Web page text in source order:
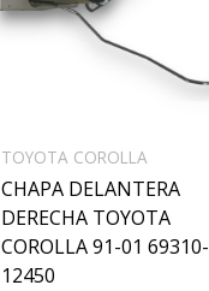
TOYOTA COROLLA
CHAPA DELANTERA
DERECHA TOYOTA
COROLLA 91-01 69310-
12450